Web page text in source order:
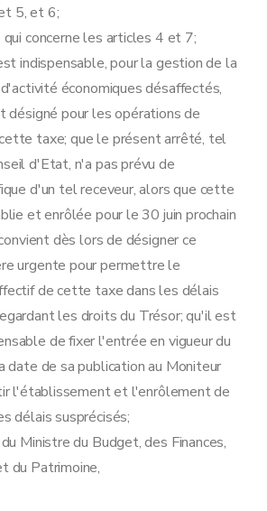
5, et 6;
qui concerne les articles 4 et 7;
indispensable, pour la gestion de la
économiques désaffectés,
désigné pour les opérations de
taxe; que le présent arrêté, tel
d'Etat, n'a pas prévu de
d'un tel receveur, alors que cette
et enrôlée pour le 30 juin prochain
dès lors de désigner ce
urgente pour permettre le
de cette taxe dans les délais
les droits du Trésor; qu'il est
de fixer l'entrée en vigueur du
date de sa publication au Moniteur
l'établissement et l'enrôlement de
délais susprécisés;
Ministre du Budget, des Finances,
du Patrimoine,